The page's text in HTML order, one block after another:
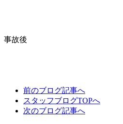
事故後
前のブログ記事へ
スタッフブログTOPへ
次のブログ記事へ